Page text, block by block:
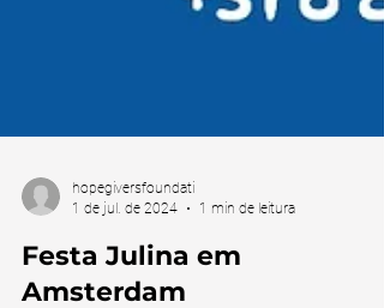
1 de jul. de 2024
1 min de leitura
Festa Julina em